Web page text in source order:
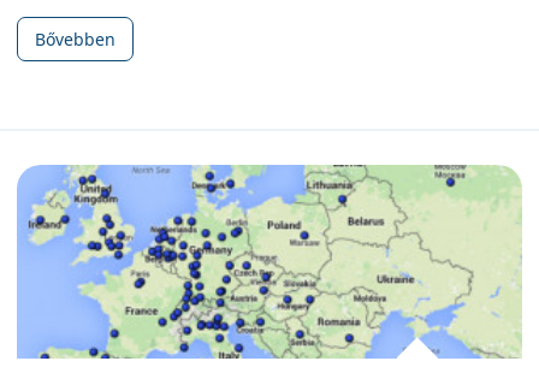
Bővebben